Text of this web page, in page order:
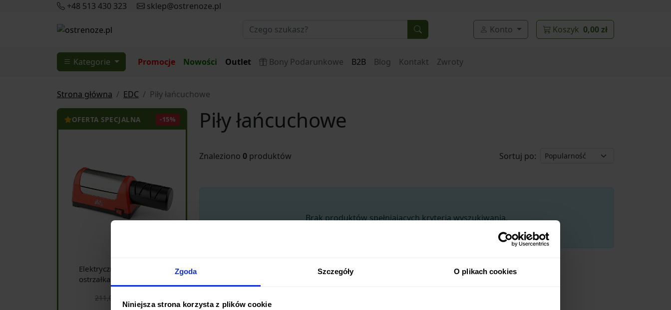
Zgoda Szczegóły O plikach cookies
Niniejsza strona korzysta z plików cookie
+48 513 430 323 sklep@ostrenoze.pl
Konto Koszyk 0,00 zł
Kategorie Promocje Nowości Outlet Bony Podarunkowe B2B Blog Kontakt Zwroty
Strona główna EDC Piły łańcuchowe
OFERTA SPECJALNA -15%
Elektryczna diamentowa
ostrzałka Taidea TG1031
211,00 zł
Piły łańcuchowe
Znaleziono 0 produktów Sortuj po:
Brak produktów spełniających kryteria wyszukiwania.